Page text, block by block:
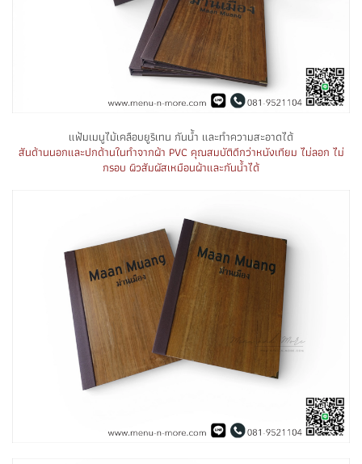
แฟ้มเมนูไม้เคลือบยูริเทน กันน้ำ และทำความสะอาดได้
สันด้านนอกและปกด้านในทำจากผ้า PVC คุณสมบัติดีกว่าหนังเทียม ไม่ลอก ไม่
กรอบ ผิวสัมผัสเหมือนผ้าและกันน้ำได้